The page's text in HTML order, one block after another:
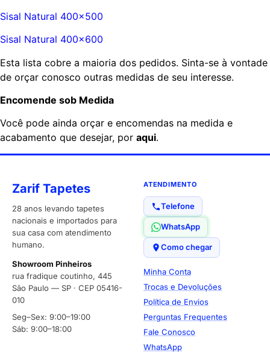
Sisal Natural 400×500
Sisal Natural 400×600
Esta lista cobre a maioria dos pedidos. Sinta-se à vontade
de orçar conosco outras medidas de seu interesse.
Encomende sob Medida
Você pode ainda orçar e encomendas na medida e
acabamento que desejar, por aqui.
Zarif Tapetes
28 anos levando tapetes
nacionais e importados para
sua casa com atendimento
humano.
Showroom Pinheiros
rua fradique coutinho, 445
São Paulo — SP · CEP 05416-
010
Seg–Sex: 9:00–19:00
Sáb: 9:00–18:00
ATENDIMENTO
Telefone
WhatsApp
Como chegar
Minha Conta
Trocas e Devoluções
Política de Envios
Perguntas Frequentes
Fale Conosco
WhatsApp